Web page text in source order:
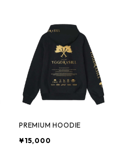
PREMIUM HOODIE
¥15,000